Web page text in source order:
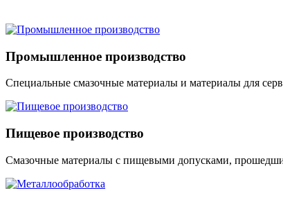
Промышленное производство
Специальные смазочные материалы и материалы для
Пищевое производство
Смазочные материалы с пищевыми допусками,